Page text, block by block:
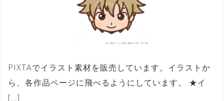
PIXTAでイラスト素材を販売しています。イラストか
ら、各作品ページに飛べるようにしています。 ★イ
[…]